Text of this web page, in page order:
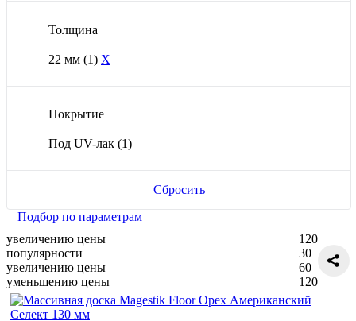
Толщина
22 мм (1) X
Покрытие
Под UV-лак (1)
Сбросить
Подбор по параметрам
увеличению цены
популярности
увеличению цены
уменьшению цены
120
30
60
120